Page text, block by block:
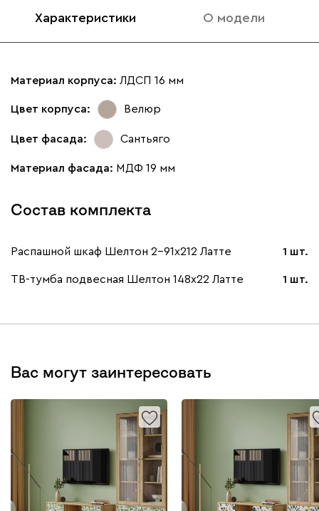
Характеристики О модели
Материал корпуса: ЛДСП 16 мм
Цвет корпуса: Велюр
Цвет фасада: Сантьяго
Материал фасада: МДФ 19 мм
Состав комплекта
Распашной шкаф Шелтон 2-91x212 Латте 1 шт.
ТВ-тумба подвесная Шелтон 148x22 Латте 1 шт.
Вас могут заинтересовать